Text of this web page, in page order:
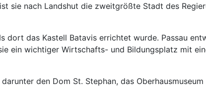
sie nach Landshut die zweitgrößte Stadt des
das Kastell Batavis errichtet wurde. Passau
ein wichtiger Wirtschafts- und Bildungsplatz mit
den Dom St. Stephan, das